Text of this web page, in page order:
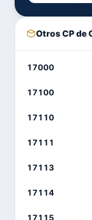
Otros CP de
17000
17100
17110
17111
17113
17114
17115